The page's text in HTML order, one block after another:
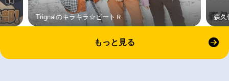
Trignalのキラキラ☆ビートＲ 森久
もっと見る